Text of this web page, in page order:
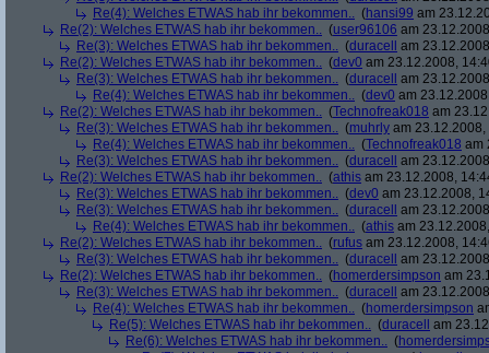
Re(4): Welches ETWAS hab ihr bekommen.. (hansi99 am
Re(2): Welches ETWAS hab ihr bekommen.. (user96106 am
Re(3): Welches ETWAS hab ihr bekommen.. (duracell
am
Re(2): Welches ETWAS hab ihr bekommen.. (dev0 am 23.12.2008,
Re(3): Welches ETWAS hab ihr bekommen.. (duracell
am
Re(4): Welches ETWAS hab ihr bekommen.. (dev0 am
Re(2): Welches ETWAS hab ihr bekommen.. (Technofreak018 am
Re(3): Welches ETWAS hab ihr bekommen.. (muhrly am
Re(4): Welches ETWAS hab ihr bekommen.. (Technofreak018 am
Re(3): Welches ETWAS hab ihr bekommen.. (duracell
am
Re(2): Welches ETWAS hab ihr bekommen.. (athis am 23.12.2008,
Re(3): Welches ETWAS hab ihr bekommen.. (dev0 am 23.12.2008,
Re(3): Welches ETWAS hab ihr bekommen.. (duracell
am
Re(4): Welches ETWAS hab ihr bekommen.. (athis am
Re(2): Welches ETWAS hab ihr bekommen.. (rufus am 23.12.2008,
Re(3): Welches ETWAS hab ihr bekommen.. (duracell
am
Re(2): Welches ETWAS hab ihr bekommen.. (homerdersimpson am
Re(3): Welches ETWAS hab ihr bekommen.. (duracell
am
Re(4): Welches ETWAS hab ihr bekommen.. (homerdersimpson
Re(5): Welches ETWAS hab ihr bekommen.. (duracell
am
Re(6): Welches ETWAS hab ihr bekommen.. (